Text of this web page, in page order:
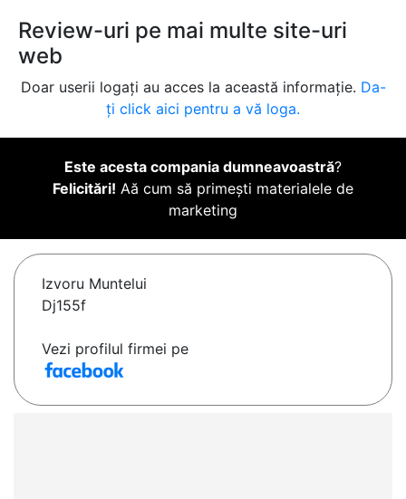
Review-uri pe mai multe site-uri
web
Doar userii logați au acces la această informație. Da-
ți click aici pentru a vă loga.
Este acesta compania dumneavoastră?
Felicitări! Aă cum să primești materialele de
marketing
Izvoru Muntelui
Dj155f
Vezi profilul firmei pe